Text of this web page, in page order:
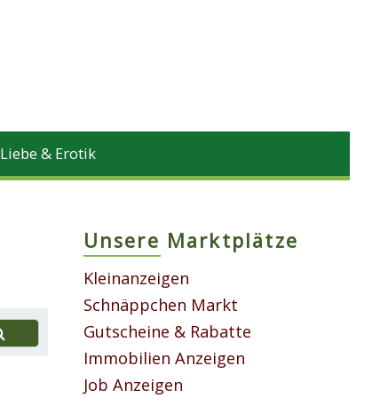
Liebe & Erotik
Unsere Marktplätze
Kleinanzeigen
Schnäppchen Markt
Gutscheine & Rabatte
Immobilien Anzeigen
Job Anzeigen